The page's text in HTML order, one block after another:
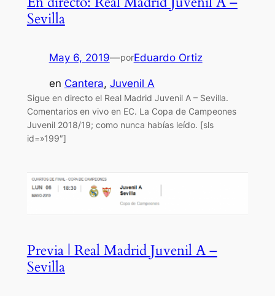
Sevilla
May 6, 2019—porEduardo Ortiz
en Cantera, Juvenil A
Sigue en directo el Real Madrid Juvenil A – Sevilla.
Comentarios en vivo en EC. La Copa de Campeones
Juvenil 2018/19; como nunca habías leído. [sls
id=»199″]
Previa | Real Madrid Juvenil A –
Sevilla